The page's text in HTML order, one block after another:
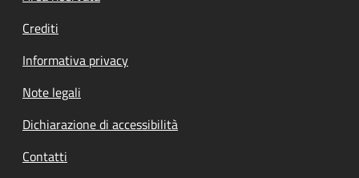
Crediti
Informativa privacy
Note legali
Dichiarazione di accessibilità
Contatti